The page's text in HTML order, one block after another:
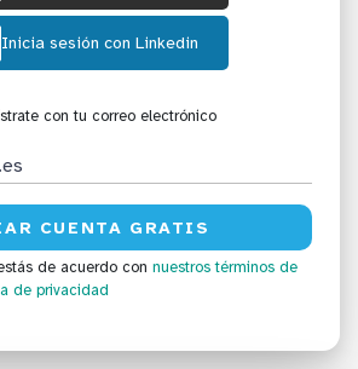
Inicia sesión con Linkedin
con tu correo electrónico
de acuerdo con nuestros términos de
de privacidad